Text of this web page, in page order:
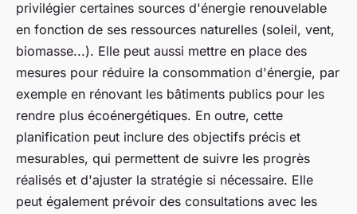
privilégier certaines sources d'énergie renouvelable
en fonction de ses ressources naturelles (soleil, vent,
biomasse...). Elle peut aussi mettre en place des
mesures pour réduire la consommation d'énergie, par
exemple en rénovant les bâtiments publics pour les
rendre plus écoénergétiques. En outre, cette
planification peut inclure des objectifs précis et
mesurables, qui permettent de suivre les progrès
réalisés et d'ajuster la stratégie si nécessaire. Elle
peut également prévoir des consultations avec les